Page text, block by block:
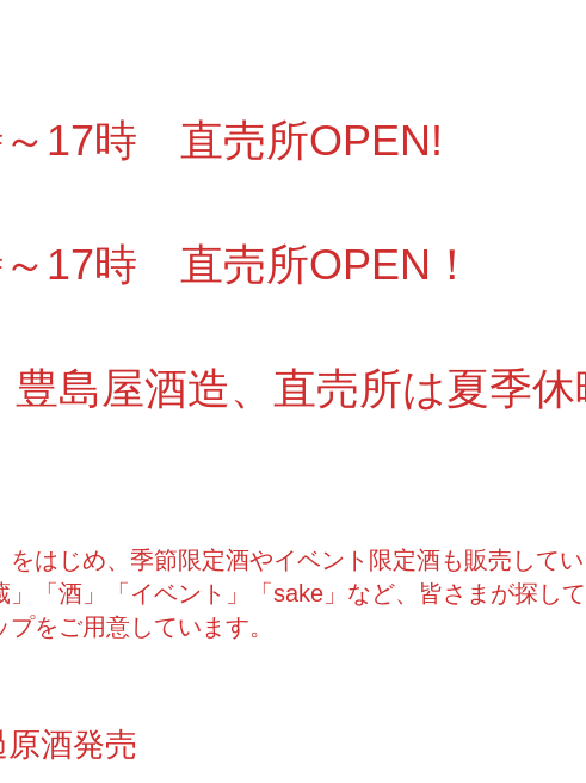
17時 直売所OPEN!
17時 直売所OPEN！
島屋酒造、直売所は夏季休
をはじめ、季節限定酒やイベント限定酒も販売して
」「酒」「イベント」「sake」など、皆さまが探し
をご用意しています。
酒発売